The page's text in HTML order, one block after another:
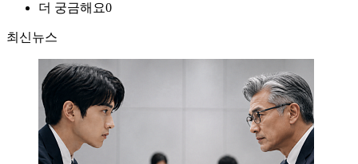
더 궁금해요0
최신뉴스